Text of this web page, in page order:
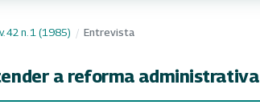
v. 42 n. 1 (1985) / Entrevista
a reforma administrativa